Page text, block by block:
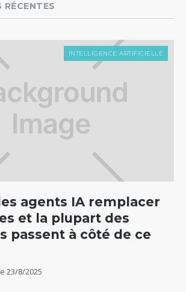
INTELLIGENCE ARTIFICIELLE
agents IA remplacer
et la plupart des
passent à côté de ce
23/8/2025